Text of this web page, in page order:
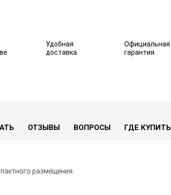
Удобная
доставка
Официальная
гарантия
ОТЗЫВЫ ВОПРОСЫ ГДЕ КУПИТЬ
размещения: